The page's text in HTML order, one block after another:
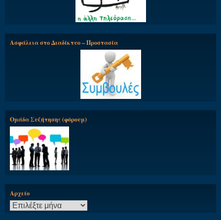
Ασφάλεια στο Διαδίκτυο – Προστασία
Ομάδα Συζήτησης (φόρουμ)
Αρχείο
Αρχείο